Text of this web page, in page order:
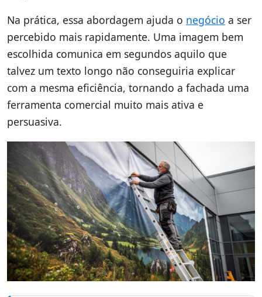
Na prática, essa abordagem ajuda o negócio a ser
percebido mais rapidamente. Uma imagem bem
escolhida comunica em segundos aquilo que
talvez um texto longo não conseguiria explicar
com a mesma eficiência, tornando a fachada uma
ferramenta comercial muito mais ativa e
persuasiva.